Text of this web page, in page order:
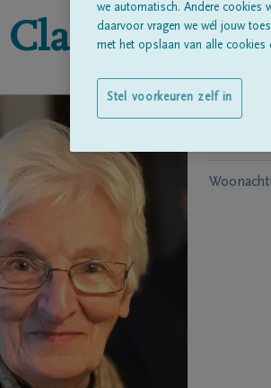
Claes
Geboren
we automatisch. Andere cookies
daarvoor vragen we wél jouw
met het opslaan van alle cookies
Stel voorkeuren zelf in